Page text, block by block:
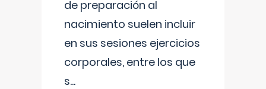
de preparación al
nacimiento suelen incluir
en sus sesiones ejercicios
corporales, entre los que
s...